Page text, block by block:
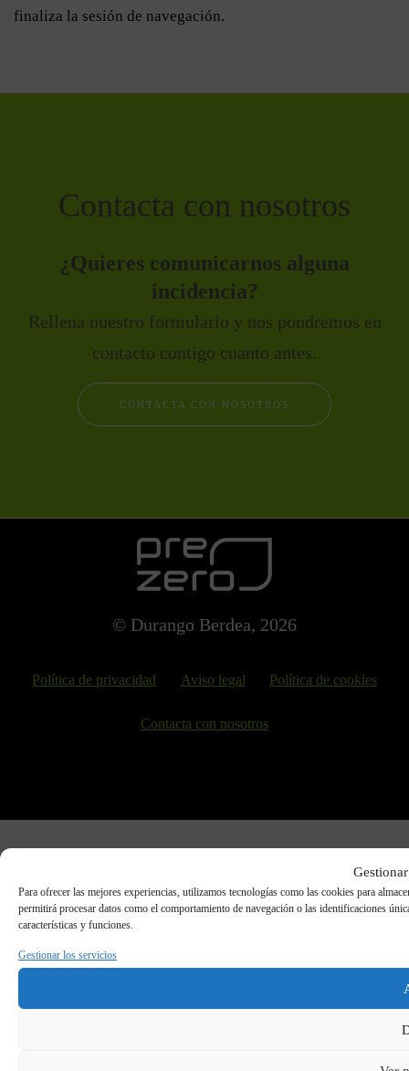
Para ofrecer las mejores experiencias, utilizamos tecnologías como las cookies para
permitirá procesar datos como el comportamiento de navegación o las identificaciones
características y funciones.
Gestionar los servicios
finaliza la sesión de navegación.
Contacta con nosotros
¿Quieres comunicarnos alguna
incidencia?
Rellena nuestro formulario y nos pondremos en
contacto contigo cuanto antes.
CONTACTA CON NOSOTROS
© Durango Berdea, 2026
Política de privacidad Aviso legal Política de cookies
Contacta con nosotros